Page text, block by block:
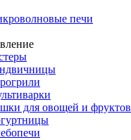
печи
для овощей и фруктов